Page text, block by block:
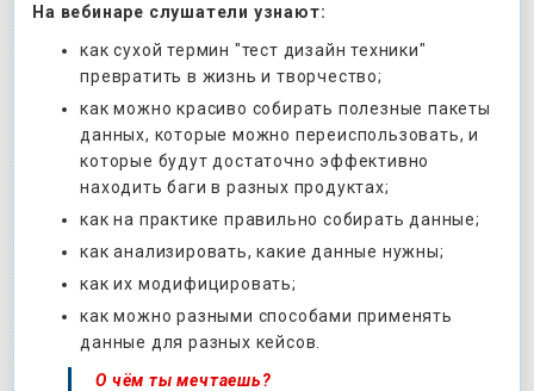
На вебинаре слушатели узнают:
как сухой термин "тест дизайн техники"
превратить в жизнь и творчество;
как можно красиво собирать полезные пакеты
данных, которые можно переиспользовать, и
которые будут достаточно эффективно
находить баги в разных продуктах;
как на практике правильно собирать данные;
как анализировать, какие данные нужны;
как их модифицировать;
как можно разными способами применять
данные для разных кейсов.
О чём ты мечтаешь?